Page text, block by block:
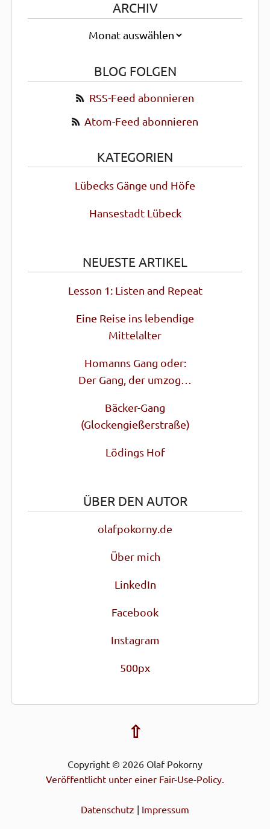
ARCHIV
BLOG FOLGEN
RSS-Feed abonnieren
Atom-Feed abonnieren
KATEGORIEN
Lübecks Gänge und Höfe
Hansestadt Lübeck
NEUESTE ARTIKEL
Lesson 1: Listen and Repeat
Eine Reise ins lebendige
Mittel­alter
Homanns Gang oder:
Der Gang, der umzog…
Bäcker-Gang
(Glocken­gießer­straße)
Lödings Hof
ÜBER DEN AUTOR
olafpokorny.de
Über mich
LinkedIn
Facebook
Instagram
500px
⇧
Copyright © 2026 Olaf Pokorny
Veröffentlicht unter einer Fair-Use-Policy.
Datenschutz | Impressum